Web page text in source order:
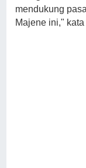
mendukung
Majene ini,"